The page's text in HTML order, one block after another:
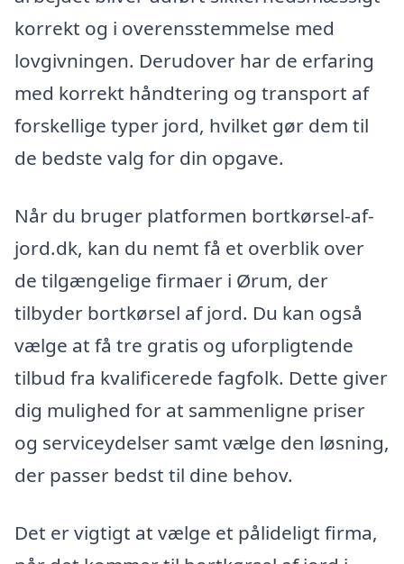
korrekt og i overensstemmelse med
lovgivningen. Derudover har de erfaring
med korrekt håndtering og transport af
forskellige typer jord, hvilket gør dem til
de bedste valg for din opgave.
Når du bruger platformen bortkørsel-af-
jord.dk, kan du nemt få et overblik over
de tilgængelige firmaer i Ørum, der
tilbyder bortkørsel af jord. Du kan også
vælge at få tre gratis og uforpligtende
tilbud fra kvalificerede fagfolk. Dette giver
dig mulighed for at sammenligne priser
og serviceydelser samt vælge den løsning,
der passer bedst til dine behov.
Det er vigtigt at vælge et pålideligt firma,